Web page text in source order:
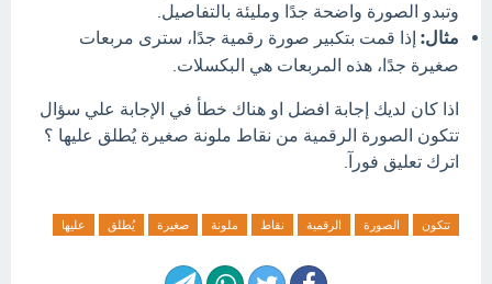
وتبدو الصورة واضحة جدًا ومليئة بالتفاصيل.
مثال: إذا قمت بتكبير صورة رقمية جدًا، سترى مربعات
صغيرة جدًا، هذه المربعات هي البكسلات.
اذا كان لديك إجابة افضل او هناك خطأ في الإجابة علي سؤال
تتكون الصورة الرقمية من نقاط ملونة صغيرة يُطلق عليها ؟
اترك تعليق فورآ.
تتكون الصورة الرقمية نقاط ملونة صغيرة يُطلق عليها